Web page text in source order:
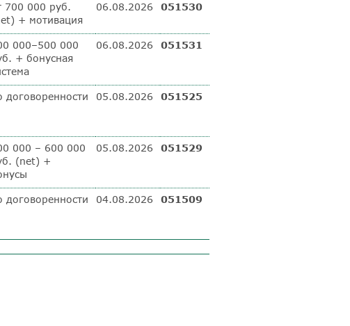
700 000 руб.
+ мотивация
06.08.2026 051530
000–500 000
+ бонусная
06.08.2026 051531
договоренности 05.08.2026 051525
000 – 600 000
(net) +
05.08.2026 051529
договоренности 04.08.2026 051509